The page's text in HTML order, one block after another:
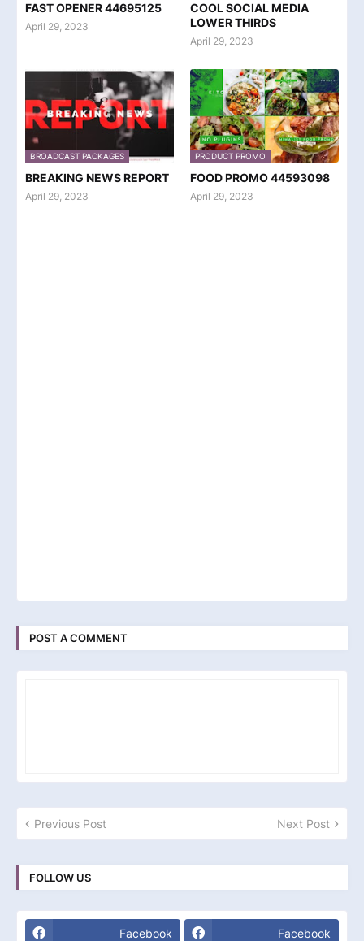
FAST OPENER 44695125
April 29, 2023
COOL SOCIAL MEDIA
LOWER THIRDS
April 29, 2023
BROADCAST PACKAGES
BREAKING NEWS REPORT
April 29, 2023
PRODUCT PROMO
FOOD PROMO 44593098
April 29, 2023
POST A COMMENT
Previous Post Next Post
FOLLOW US
Facebook Facebook